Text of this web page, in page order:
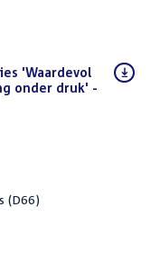
'Waardevol
onder druk' -
(D66)